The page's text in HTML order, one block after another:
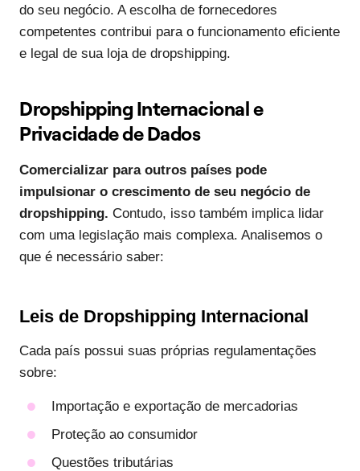
do seu negócio. A escolha de fornecedores
competentes contribui para o funcionamento eficiente
e legal de sua loja de dropshipping.
Dropshipping Internacional e
Privacidade de Dados
Comercializar para outros países pode
impulsionar o crescimento de seu negócio de
dropshipping. Contudo, isso também implica lidar
com uma legislação mais complexa. Analisemos o
que é necessário saber:
Leis de Dropshipping Internacional
Cada país possui suas próprias regulamentações
sobre:
Importação e exportação de mercadorias
Proteção ao consumidor
Questões tributárias